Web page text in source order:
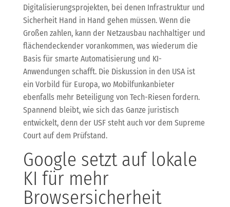
Digitalisierungsprojekten, bei denen Infrastruktur und
Sicherheit Hand in Hand gehen müssen. Wenn die
Großen zahlen, kann der Netzausbau nachhaltiger und
flächendeckender vorankommen, was wiederum die
Basis für smarte Automatisierung und KI-
Anwendungen schafft. Die Diskussion in den USA ist
ein Vorbild für Europa, wo Mobilfunkanbieter
ebenfalls mehr Beteiligung von Tech-Riesen fordern.
Spannend bleibt, wie sich das Ganze juristisch
entwickelt, denn der USF steht auch vor dem Supreme
Court auf dem Prüfstand.
Google setzt auf lokale
KI für mehr
Browsersicherheit